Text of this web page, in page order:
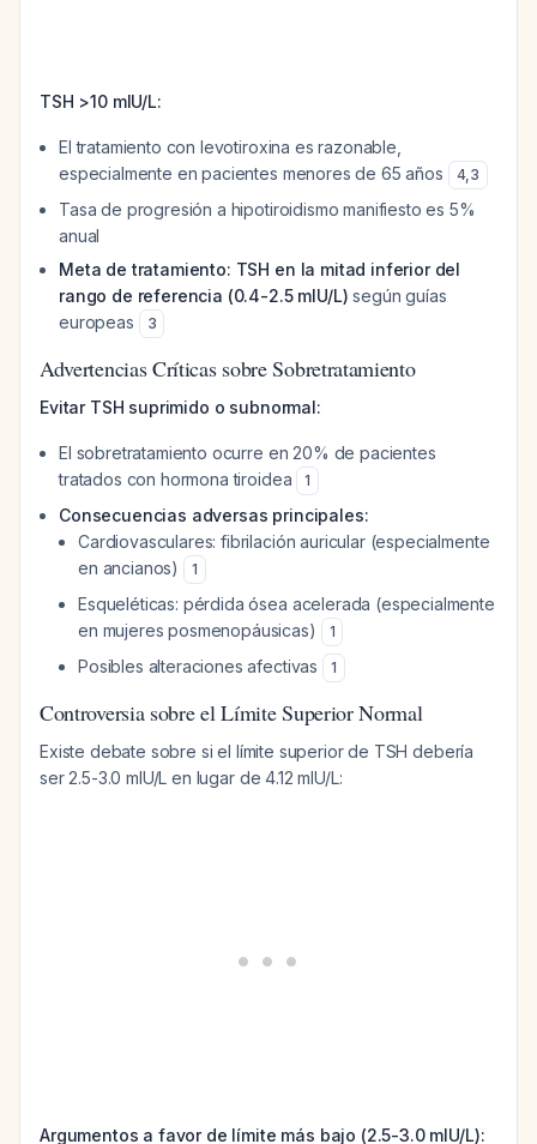
TSH >10 mIU/L:
El tratamiento con levotiroxina es razonable,
especialmente en pacientes menores de 65 años
4,3
Tasa de progresión a hipotiroidismo manifiesto es 5%
anual
Meta de tratamiento: TSH en la mitad inferior del
rango de referencia (0.4-2.5 mIU/L) según guías
europeas
3
Advertencias Críticas sobre Sobretratamiento
Evitar TSH suprimido o subnormal:
El sobretratamiento ocurre en 20% de pacientes
tratados con hormona tiroidea
1
Consecuencias adversas principales:
Cardiovasculares: fibrilación auricular (especialmente
en ancianos)
1
Esqueléticas: pérdida ósea acelerada (especialmente
en mujeres posmenopáusicas)
1
Posibles alteraciones afectivas 1
Controversia sobre el Límite Superior Normal
Existe debate sobre si el límite superior de TSH debería
ser 2.5-3.0 mIU/L en lugar de 4.12 mIU/L:
Argumentos a favor de límite más bajo (2.5-3.0 mIU/L):